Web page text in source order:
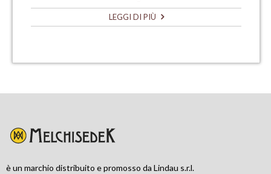
LEGGI DI PIÙ
è un marchio distribuito e promosso da Lindau s.r.l.